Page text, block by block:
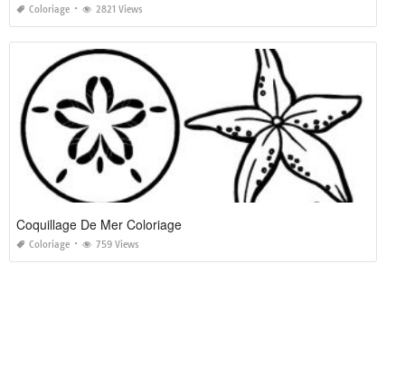
Coloriage 2821 Views
Coquillage De Mer Coloriage
Coloriage 759 Views